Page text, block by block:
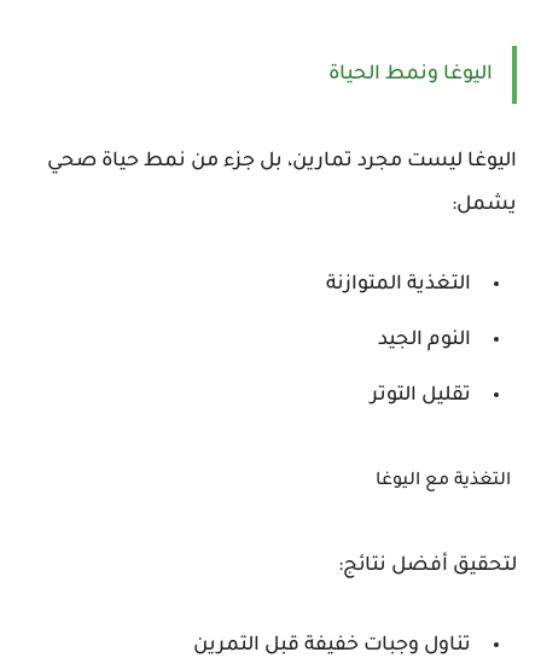
اليوغا ونمط الحياة
اليوغا ليست مجرد تمارين، بل جزء من نمط حياة صحي
يشمل:
التغذية المتوازنة
النوم الجيد
تقليل التوتر
التغذية مع اليوغا
لتحقيق أفضل نتائج:
تناول وجبات خفيفة قبل التمرين